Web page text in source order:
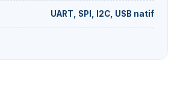
UART, SPI, I2C, USB natif